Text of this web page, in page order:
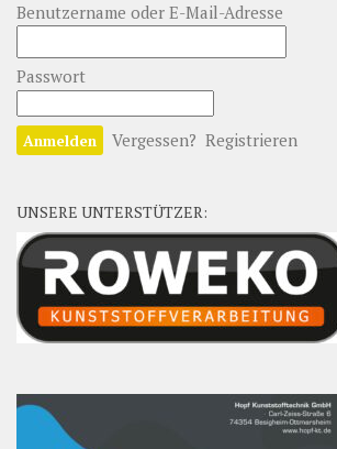
Benutzername oder E-Mail-Adresse
Passwort
Vergessen? Registrieren
UNSERE UNTERSTÜTZER: